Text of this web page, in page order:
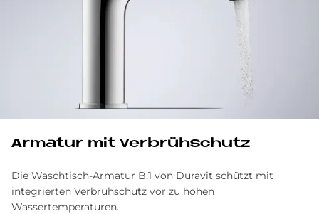
Ar­ma­tur mit Ver­brüh­schu­tz
Die Waschtisch-Armatur B.1 von Duravit schützt mit
integrierten Verbrühschutz vor zu hohen
Wassertemperaturen.